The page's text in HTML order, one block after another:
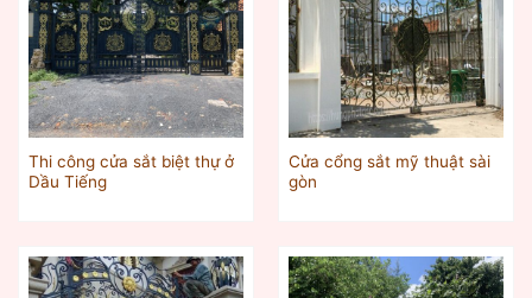
Thi công cửa sắt biệt thự ở
Dầu Tiếng
Cửa cổng sắt mỹ thuật sài
gòn